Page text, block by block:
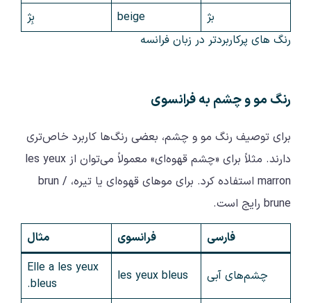
بژ
beige
بِژ
رنگ‌ های پرکاربردتر در زبان فرانسه
رنگ مو و چشم به فرانسوی
برای توصیف رنگ مو و چشم، بعضی رنگ‌ها کاربرد خاص‌تری
دارند. مثلاً برای «چشم قهوه‌ای» معمولاً می‌توان از les yeux
marron استفاده کرد. برای موهای قهوه‌ای یا تیره، brun /
brune رایج است.
فارسی فرانسوی مثال
چشم‌های آبی les yeux bleus
Elle a les yeux
bleus.